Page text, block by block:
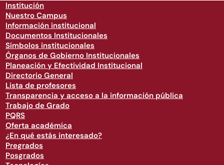
Institución
Nuestro Campus
Información institucional
Documentos Institucionales
Símbolos institucionales
Órganos de Gobierno Institucionales
Planeación y Efectividad Institucional
Directorio General
Lista de profesores
Transparencia y acceso a la información pública
Trabajo de Grado
PQRS
Oferta académica
¿En qué estás interesado?
Pregrados
Posgrados